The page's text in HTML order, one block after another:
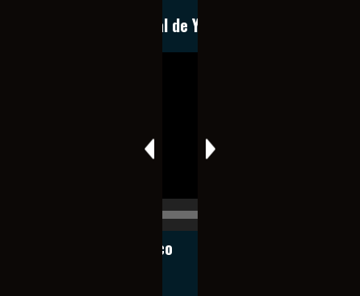
Conoce nuestro canal de YouTube
Notiexpress de México